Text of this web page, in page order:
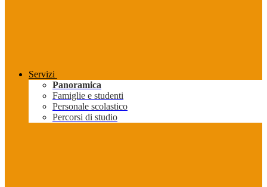
Servizi
Panoramica
Famiglie e studenti
Personale scolastico
Percorsi di studio